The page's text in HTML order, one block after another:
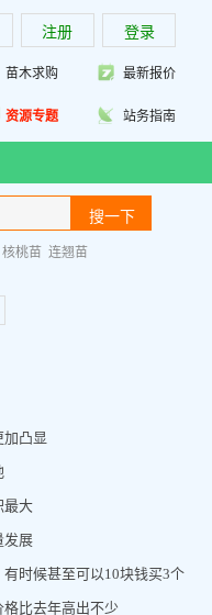
注册 登录
苗木求购 最新报价
资源专题 站务指南
核桃苗 连翘苗
加凸显
最大
发展
时候甚至可以10块钱买3个
比去年高出不少